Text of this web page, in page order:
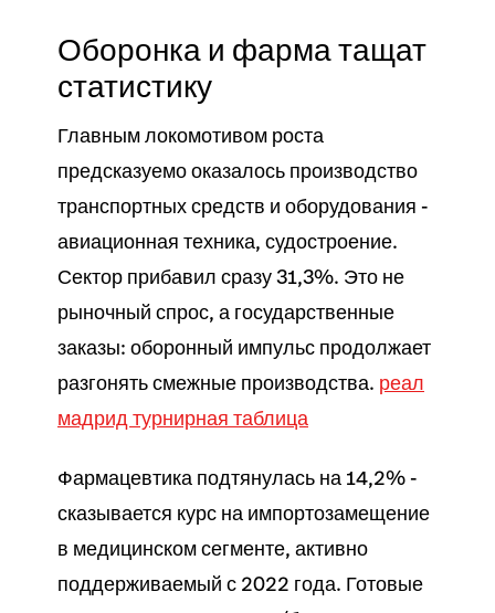
Оборонка и фарма тащат
статистику
Главным локомотивом роста
предсказуемо оказалось производство
транспортных средств и оборудования -
авиационная техника, судостроение.
Сектор прибавил сразу 31,3%. Это не
рыночный спрос, а государственные
заказы: оборонный импульс продолжает
разгонять смежные производства. реал
мадрид турнирная таблица
Фармацевтика подтянулась на 14,2% -
сказывается курс на импортозамещение
в медицинском сегменте, активно
поддерживаемый с 2022 года. Готовые